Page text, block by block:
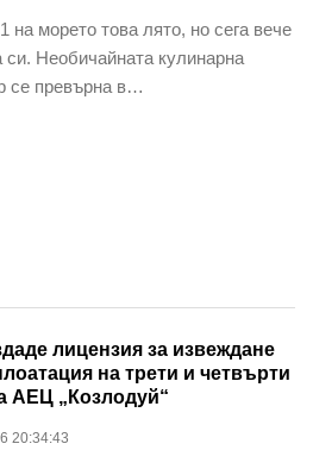
на морето това лято, но сега вече
си. Необичайната кулинарна
се превърна в…
лицензия за извеждане
на трети и четвърти
АЕЦ „Козлодуй“
20:34:43